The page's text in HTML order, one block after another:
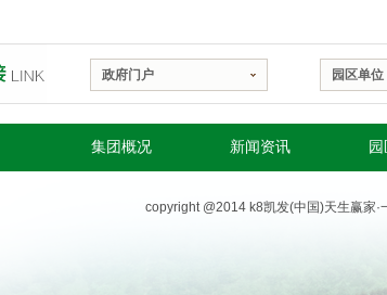
政府门户 园区单位
集团概况 新闻资讯
copyright @2014 k8凯发(中国)天生赢家·